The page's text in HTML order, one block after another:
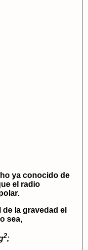
ya conocido de
el radio
la gravedad el
sea,
2;